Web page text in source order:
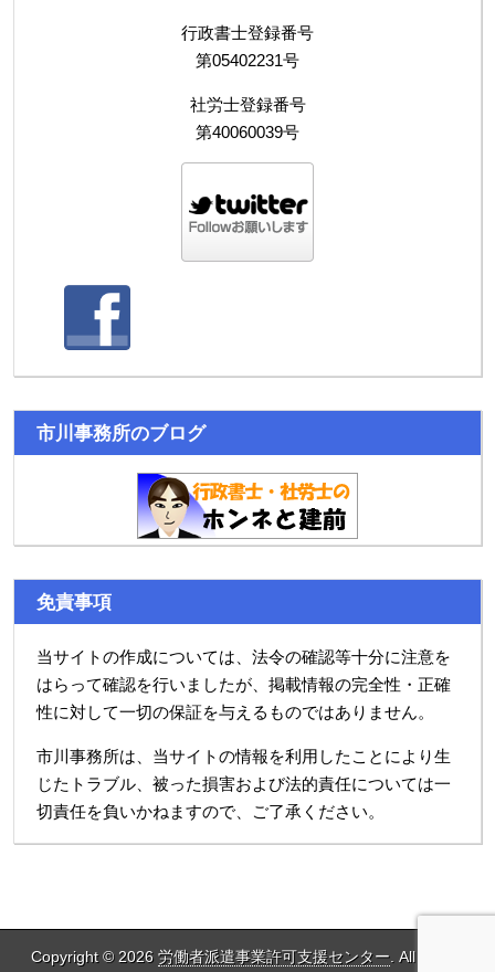
行政書士登録番号
第05402231号
社労士登録番号
第40060039号
市川事務所のブログ
免責事項
当サイトの作成については、法令の確認等十分に注意を
はらって確認を行いましたが、掲載情報の完全性・正確
性に対して一切の保証を与えるものではありません。
市川事務所は、当サイトの情報を利用したことにより生
じたトラブル、被った損害および法的責任については一
切責任を負いかねますので、ご了承ください。
Copyright © 2026 労働者派遣事業許可支援センター . All Rights